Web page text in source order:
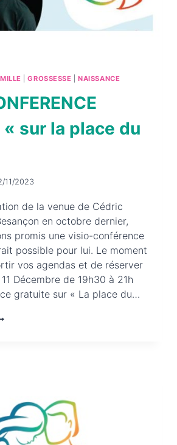
|GROSSESSE |NAISSANCE
sur la place du
11/2023
de la venue de Cédric
en octobre dernier,
promis une visio-conférence
possible pour lui. Le moment
vos agendas et de réserver
Décembre de 19h30 à 21h
gratuite sur « La place du…
»